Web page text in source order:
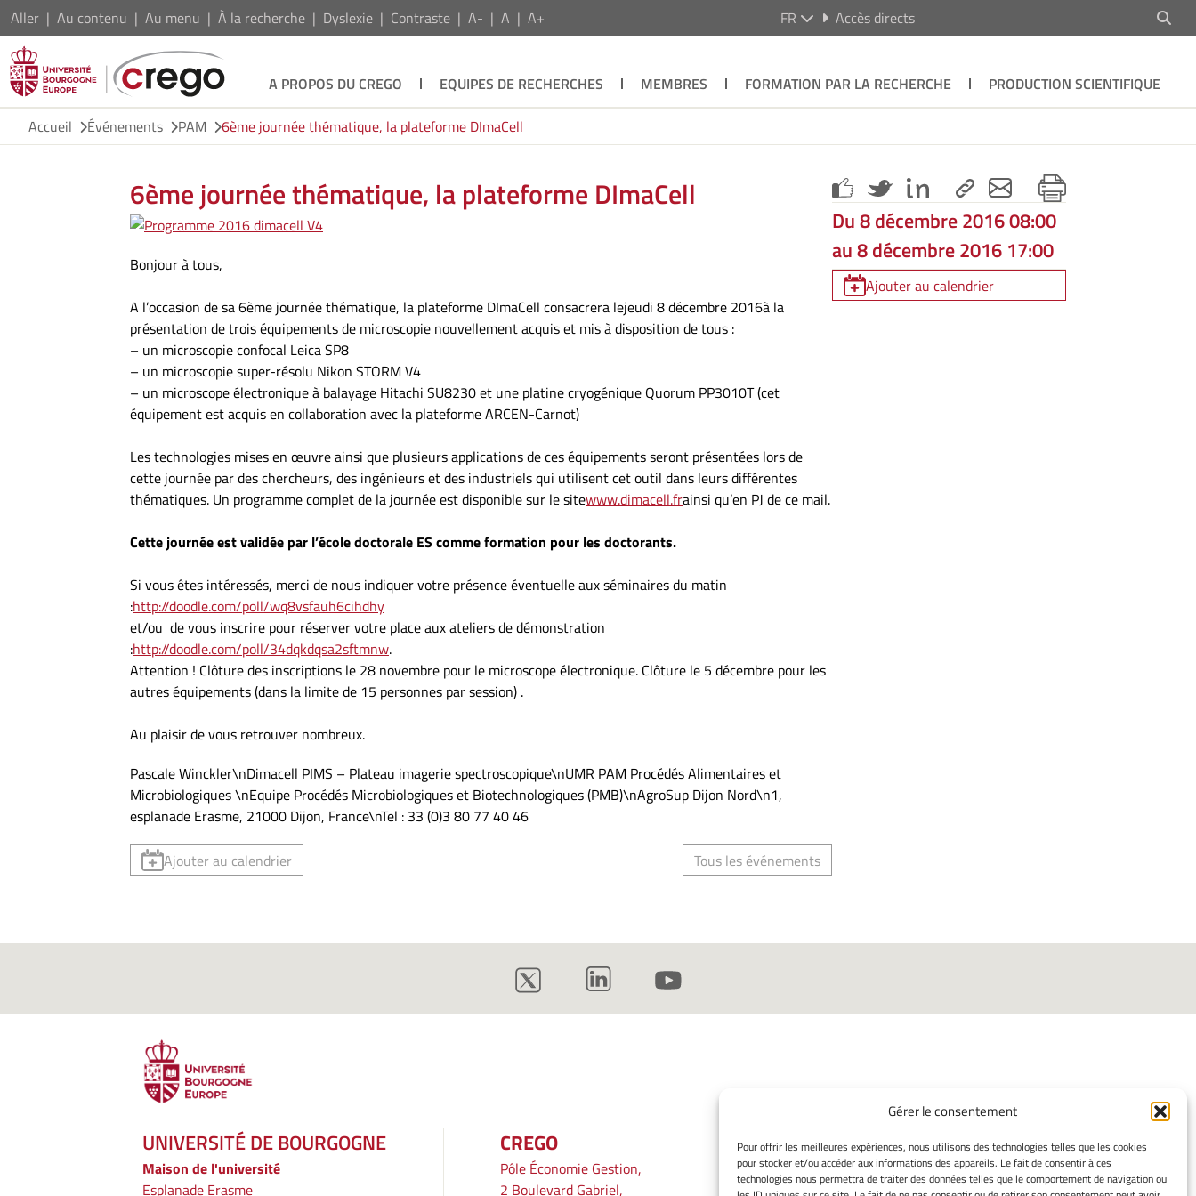
Gérer le consentement
Pour offrir les meilleures expériences, nous utilisons des technologies telles que les cookies
pour stocker et/ou accéder aux informations des appareils. Le fait de consentir à ces
technologies nous permettra de traiter des données telles que le comportement de navigation ou
Aller Au contenu Au menu À la recherche Dyslexie Contraste A- A A+ FR Accès directs
A PROPOS DU CREGO EQUIPES DE RECHERCHES MEMBRES FORMATION PAR LA RECHERCHE
PRODUCTION SCIENTIFIQUE
Accueil
Événements PAM 6ème journée thématique, la plateforme DImaCell
6ème journée thématique, la plateforme DImaCell
Bonjour à tous,
A l’occasion de sa 6ème journée thématique, la plateforme DImaCell consacrera lejeudi 8 décembre 2016à la
présentation de trois équipements de microscopie nouvellement acquis et mis à disposition de tous :
– un microscopie confocal Leica SP8
– un microscopie super-résolu Nikon STORM V4
– un microscope électronique à balayage Hitachi SU8230 et une platine cryogénique Quorum PP3010T (cet
équipement est acquis en collaboration avec la plateforme ARCEN-Carnot)
Les technologies mises en œuvre ainsi que plusieurs applications de ces équipements seront présentées lors de
cette journée par des chercheurs, des ingénieurs et des industriels qui utilisent cet outil dans leurs différentes
thématiques. Un programme complet de la journée est disponible sur le sitewww.dimacell.frainsi qu’en PJ de ce mail.
Cette journée est validée par l’école doctorale ES comme formation pour les doctorants.
Si vous êtes intéressés, merci de nous indiquer votre présence éventuelle aux séminaires du matin
:http://doodle.com/poll/wq8vsfauh6cihdhy
et/ou de vous inscrire pour réserver votre place aux ateliers de démonstration
:http://doodle.com/poll/34dqkdqsa2sftmnw.
Attention ! Clôture des inscriptions le 28 novembre pour le microscope électronique. Clôture le 5 décembre pour les
autres équipements (dans la limite de 15 personnes par session) .
Au plaisir de vous retrouver nombreux.
Pascale Winckler\nDimacell PIMS – Plateau imagerie spectroscopique\nUMR PAM Procédés Alimentaires et
Microbiologiques \nEquipe Procédés Microbiologiques et Biotechnologiques (PMB)\nAgroSup Dijon Nord\n1,
esplanade Erasme, 21000 Dijon, France\nTel : 33 (0)3 80 77 40 46
Ajouter au calendrier Tous les événements
Du 8 décembre 2016 08:00
au 8 décembre 2016 17:00
Ajouter au calendrier
UNIVERSITÉ DE BOURGOGNE
Maison de l'université
Esplanade Erasme
CREGO
Pôle Économie Gestion,
2 Boulevard Gabriel,
INFORMATIONS LÉGALES
Mentions légales
Gérer mes cookies